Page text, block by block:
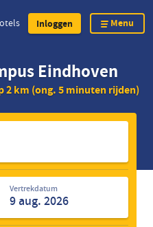
Inloggen Menu
Eindhoven
2 km (ong. 5 minuten rijden)
Vertrekdatum